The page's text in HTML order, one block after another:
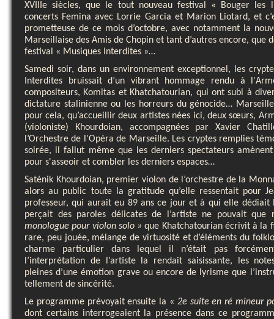
XVIIIe siècles, que le tout nouveau festival « Bouger les
concerts Femina avec Lorrie Garcia et Marion Liotard, et
prometteuse de ce mois d’octobre, avec notamment la
Marseillaise des Amis de Chopin et tant d’autres encore, que
festival « Musiques Interdites »…
Samedi soir, dans un environnement exceptionnel, les
Interdites bruissait d’un vibrant hommage rendu à
compositeurs, Komitas et Khatchatourian, qui ont subi à
dictature stalinienne ou les horreurs du génocide…
pour cela, qu’accueillir deux artistes nées ici, deux sœurs,
(violoniste) Khourdoian, accompagnées par Xavier
l’Orchestre de l'Opéra de Marseille. Les cryptes remplies
soirée, il fallut même que les derniers spectateurs amènent
pour s'asseoir et combler les derniers espaces…
Saténik Khourdoian, premier violon de l’orchestre de la
alors au public toute la gratitude qu’elle ressentait pour
professeur, qui aurait eu 89 ans ce jour et à qui elle dédiait
perçait des paroles délicates de l’artiste ne pouvait
monologue pour violon solo » que Khatchatourian écrivit à la
rare, peu jouée, mélange de virtuosité et d’éléments du
charme particulier dans lequel il n’était pas
l’interprétation de l’artiste la rendait saisissante, les
pleines d’une émotion grave ou encore de lyrisme que
tellement de sincérité.
Le programme prévoyait ensuite la « 2e suite en ré mineur
dont certains interrogeaient la présence dans ce